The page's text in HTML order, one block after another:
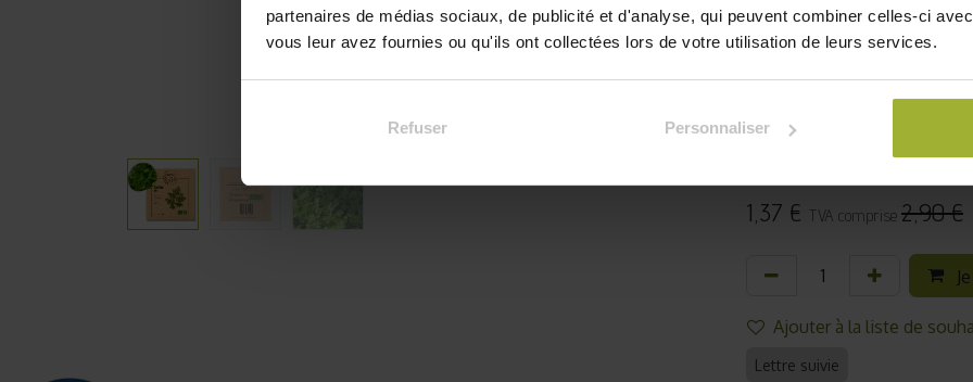
partenaires de médias sociaux, de publicité et d'analyse, qui peuvent combiner celles-ci
vous leur avez fournies ou qu'ils ont collectées lors de votre utilisation de leurs services.
Refuser Personnaliser
Le cerfeuil fait partie
des fines herbes.
dégagent rapidement les
bisannuelle, ressemble
différence que ses
graines
1,37 € TVA comprise 2,90€
Ajouter à la liste de
Lettre suivie